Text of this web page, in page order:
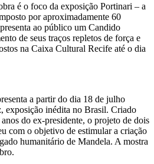
é o foco da exposição Portinari – a
por aproximadamente 60
ao público um Candido
de seus traços repletos de força e
na Caixa Cultural Recife até o dia
a partir do dia 18 de julho
exposição inédita no Brasil. Criado
do ex-presidente, o projeto de dois
com o objetivo de estimular a criação
humanitário de Mandela. A mostra